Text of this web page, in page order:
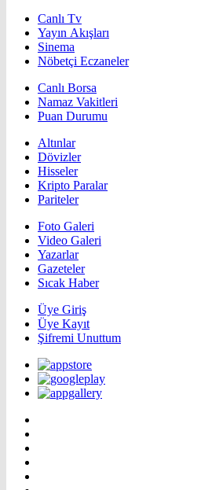
Canlı Tv
Yayın Akışları
Sinema
Nöbetçi Eczaneler
Canlı Borsa
Namaz Vakitleri
Puan Durumu
Altınlar
Dövizler
Hisseler
Kripto Paralar
Pariteler
Foto Galeri
Video Galeri
Yazarlar
Gazeteler
Sıcak Haber
Üye Giriş
Üye Kayıt
Şifremi Unuttum